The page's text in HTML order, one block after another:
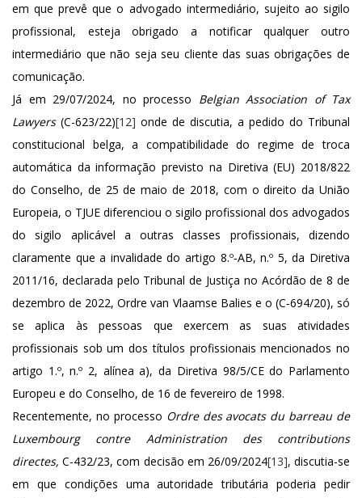
em que prevê que o advogado intermediário, sujeito ao sigilo
profissional, esteja obrigado a notificar qualquer outro
intermediário que não seja seu cliente das suas obrigações de
comunicação.
Já em 29/07/2024, no processo Belgian Association of Tax
Lawyers(C-623/22)[12] onde de discutia, a pedido do Tribunal
constitucional belga, a compatibilidade do regime de troca
automática da informação previsto na Diretiva (EU) 2018/822
do Conselho, de 25 de maio de 2018, com o direito da União
Europeia, o TJUE diferenciou o sigilo profissional dos advogados
do sigilo aplicável a outras classes profissionais, dizendo
claramente que a invalidade do artigo 8.º‑AB, n.º 5, da Diretiva
2011/16, declarada pelo Tribunal de Justiça no Acórdão de 8 de
dezembro de 2022, Ordre van Vlaamse Balies e o (C‑694/20), só
se aplica às pessoas que exercem as suas atividades
profissionais sob um dos títulos profissionais mencionados no
artigo 1.º, n.º 2, alínea a), da Diretiva 98/5/CE do Parlamento
Europeu e do Conselho, de 16 de fevereiro de 1998.
Recentemente, no processo Ordre des avocats du barreau de
Luxembourg contre Administration des contributions
directes, C-432/23, com decisão em 26/09/2024[13], discutia-se
em que condições uma autoridade tributária poderia pedir